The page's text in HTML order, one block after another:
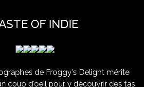
OF INDIE
de Froggy's Delight mérite
coup d'oeil pour y découvrir des tas